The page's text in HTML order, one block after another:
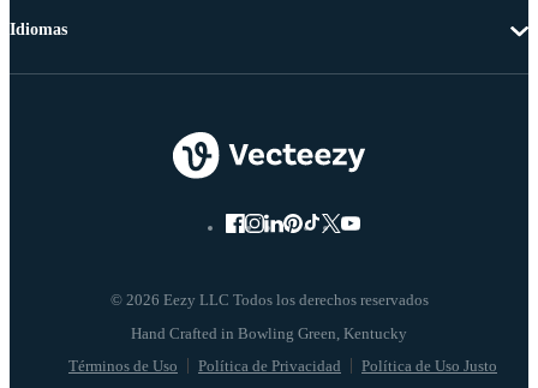
© 2026 Eezy LLC Todos los derechos reservados
Términos de Uso Política de Privacidad Política de Uso Justo
Idiomas